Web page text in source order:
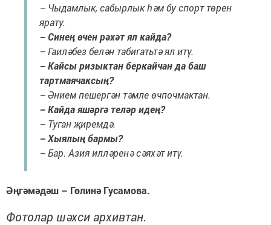
– Чыдамлык, сабырлык һәм бу спорт төрен
ярату.
– Синең өчен рәхәт ял кайда?
– Гаиләбез белән табигатьтә ял итү.
– Кайсы ризыктан беркайчан да баш
тартмаячаксың?
– Әнием пешергән тәмле өчпочмактан.
– Кайда яшәргә теләр идең?
– Туган җиремдә.
– Хыялың бармы?
– Бар. Азия илләренә сәяхәт итү.
Әңгәмәдәш – Гөлинә Гусамова.
Фотолар шәхси архивтан.